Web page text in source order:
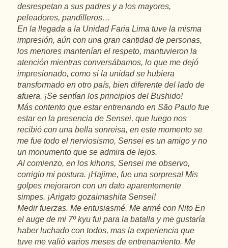
desrespetan a sus padres y a los mayores,
peleadores, pandilleros…
En la llegada a la Unidad Faria Lima tuve la misma
impresión, aún con una gran cantidad de personas,
los menores mantenían el respeto, mantuvieron la
atención mientras conversábamos, lo que me dejó
impresionado, como si la unidad se hubiera
transformado en otro país, bien diferente del lado de
afuera. ¡Se sentían los principios del Bushido!
Más contento que estar entrenando en São Paulo fue
estar en la presencia de Sensei, que luego nos
recibió con una bella sonreisa, en este momento se
me fue todo el nerviosismo, Sensei es un amigo y no
un monumento que se admira de lejos.
Al comienzo, en los kihons, Sensei me observo,
corrigio mi postura. ¡Hajime, fue una sorpresa! Mis
golpes mejoraron con un dato aparentemente
simpes. ¡Arigato gozaimashita Sensei!
Medir fuerzas. Me entusiasmé. Me armé con Nito En
el auge de mi 7º kyu fui para la batalla y me gustaría
haber luchado con todos, mas la experiencia que
tuve me valió varios meses de entrenamiento. Me